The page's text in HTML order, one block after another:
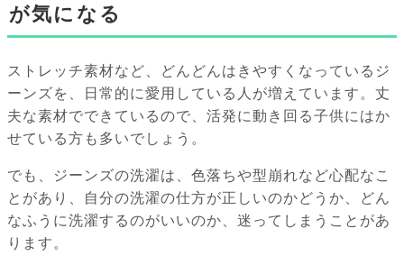
が気になる
ストレッチ素材など、どんどんはきやすくなっているジ
ーンズを、日常的に愛用している人が増えています。丈
夫な素材でできているので、活発に動き回る子供にはか
せている方も多いでしょう。
でも、ジーンズの洗濯は、色落ちや型崩れなど心配なこ
とがあり、自分の洗濯の仕方が正しいのかどうか、どん
なふうに洗濯するのがいいのか、迷ってしまうことがあ
ります。